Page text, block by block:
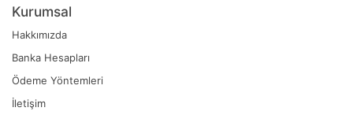
Kurumsal
Hakkımızda
Banka Hesapları
Ödeme Yöntemleri
İletişim